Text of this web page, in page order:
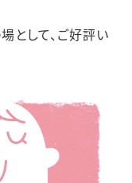
として、ご好評い